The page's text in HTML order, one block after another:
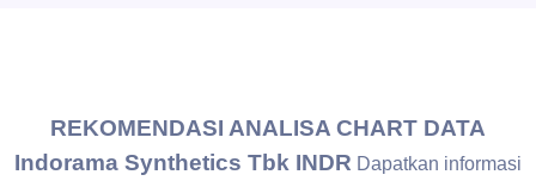
REKOMENDASI ANALISA CHART DATA
Indorama Synthetics Tbk INDR Dapatkan informasi